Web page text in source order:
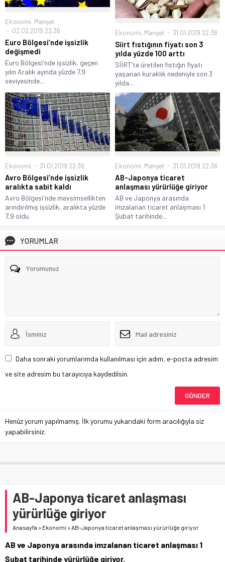
Ekonomi, Manşet
02.02.2019 22:36
Euro Bölgesi’nde işsizlik
değişmedi
Euro Bölgesi'nde işsizlik, geçen
yılın Aralık ayında yüzde 7.9
seviyesinde...
Ekonomi, Manşet 31.01.2019 22:36
Siirt fıstığının fiyatı son 3
yılda yüzde 100 arttı
SİİRT’te üretilen fıstığın fiyatı
yaşanan kuraklık nedeniyle son 3
yılda...
Ekonomi 31.01.2019 22:36
Avro Bölgesi’nde işsizlik
aralıkta sabit kaldı
Avro Bölgesi'nde mevsimsellikten
arındırılmış işsizlik, aralıkta yüzde
7,9 oldu.
Ekonomi, Manşet 31.01.2019 22:36
AB-Japonya ticaret
anlaşması yürürlüğe giriyor
AB ve Japonya arasında
imzalanan ticaret anlaşması 1
Şubat tarihinde...
YORUMLAR
Daha sonraki yorumlarımda kullanılması için adım, e-posta adresim
ve site adresim bu tarayıcıya kaydedilsin.
Henüz yorum yapılmamış. İlk yorumu yukarıdaki form aracılığıyla siz
yapabilirsiniz.
AB-Japonya ticaret anlaşması
yürürlüğe giriyor
Anasayfa » Ekonomi »AB-Japonya ticaret anlaşması yürürlüğe giriyor
AB ve Japonya arasında imzalanan ticaret anlaşması 1
Şubat tarihinde yürürlüğe giriyor.